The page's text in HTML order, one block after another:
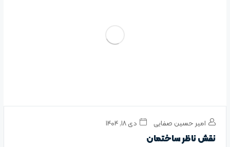
امیر حسین صفایی دی ۱۸, ۱۴۰۴
نقش ناظر ساختمان